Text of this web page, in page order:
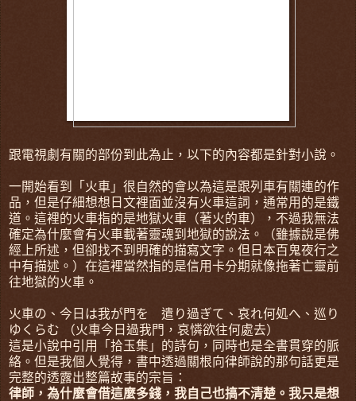
跟電視劇有關的部份到此為止，以下的內容都是針對小說。
一開始看到「火車」很自然的會以為這是跟列車有關連的作
品，但是仔細想想日文裡面並沒有火車這詞，通常用的是鐵
道。這裡的火車指的是地獄火車（著火的車），不過我無法
確定為什麼會有火車載著靈魂到地獄的說法。（雖據說是佛
經上所述，但卻找不到明確的描寫文字。但日本百鬼夜行之
中有描述。）在這裡當然指的是信用卡分期就像拖著亡靈前
往地獄的火車。
火車の、今日は我が門を 遣り過ぎて、哀れ何処へ、巡り
ゆくらむ （火車今日過我門，哀憐欲往何處去）
這是小說中引用「拾玉集」的詩句，同時也是全書貫穿的脈
絡。但是我個人覺得，書中透過關根向律師說的那句話更是
完整的透露出整篇故事的宗旨：
律師，為什麼會借這麼多錢，我自己也搞不清楚。我只是想